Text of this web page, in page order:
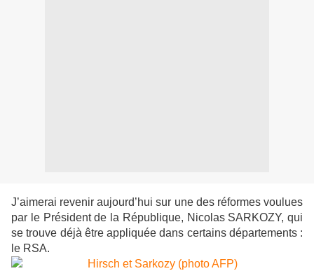
J’aimerai revenir aujourd’hui sur une des réformes voulues
par le Président de la République, Nicolas SARKOZY, qui
se trouve déjà être appliquée dans certains départements :
le RSA.